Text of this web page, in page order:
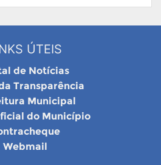
ÚTEIS
de Notícias
Transparência
Municipal
do Município
Webmail